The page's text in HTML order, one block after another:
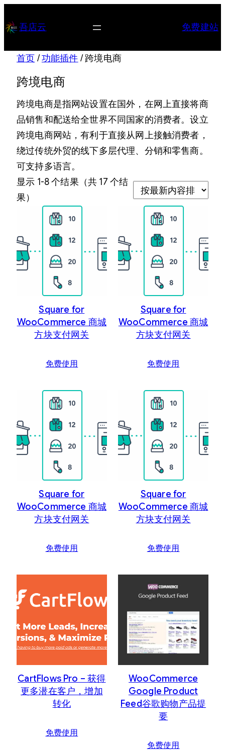
至 吾店云 免费建站
首页 /功能插件 / 跨境电商
跨境电商
跨境电商是指网站设置在国外，在网上直接将商
品销售和配送给全世界不同国家的消费者。设立
跨境电商网站，有利于直接从网上接触消费者，
绕过传统外贸的线下多层代理、分销和零售商。
可支持多语言。
显示 1-8 个结果（共 17 个结
果）
Square for
WooCommerce 商城
方块支付网关
免费使用
Square for
WooCommerce 商城
方块支付网关
免费使用
Square for
WooCommerce 商城
方块支付网关
免费使用
Square for
WooCommerce 商城
方块支付网关
免费使用
CartFlows Pro – 获得
更多潜在客户，增加
转化
免费使用
WooCommerce
Google Product
Feed谷歌购物产品提
要
免费使用